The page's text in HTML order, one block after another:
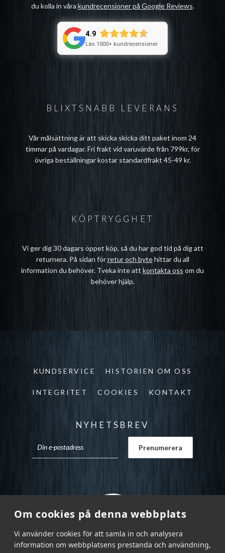
Om cookies på denna webbplats
Vi använder cookies för att samla in och analysera
information om webbplatsens prestanda och användning,
BLIXTSNABB LEVERANS
Vår målsättning är att skicka skicka ditt paket inom 24
timmar på vardagar. Fri frakt vid varuvärde från 799kr, för
övriga beställningar kostar standardfrakt 45-49 kr.
du kolla in våra kundrecensioner på Google Reviews.
4.9
Läs 1000+ kundrecensioner
KÖPTRYGGHET
Vi ger dig 30 dagars öppet köp, så du har god tid på dig att
returnera. På sidan förretur och bytehittar du all
information du behöver. Tveka inte att kontakta oss om du
behöver hjälp.
KUNDSERVICE HISTORIEN OM OSS
INTEGRITET COOKIES KONTAKT
NYHETSBREV